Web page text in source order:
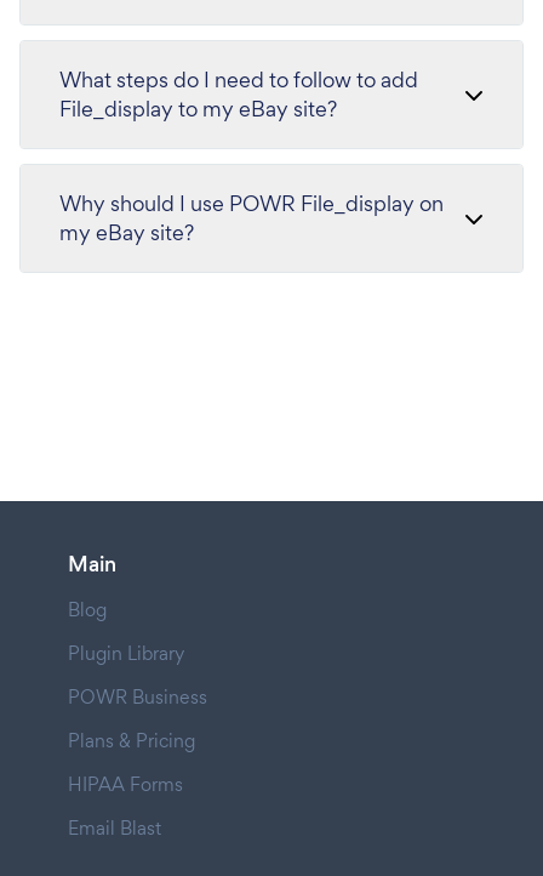
What steps do I need to follow to add
File_display to my eBay site?
Why should I use POWR File_display on
my eBay site?
Main
Blog
Plugin Library
POWR Business
Plans & Pricing
HIPAA Forms
Email Blast